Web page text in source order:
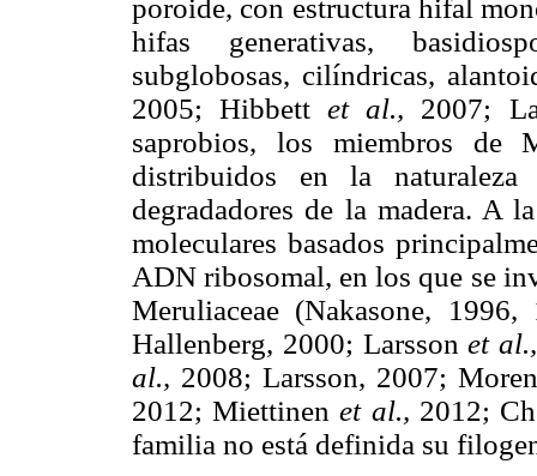
poroide, con estructura hifal
hifas generativas,
subglobosas, cilíndricas,
2005; Hibbettet al., 2007;
saprobios, los miembros de
distribuidos en la
degradadores de la madera. A
moleculares basados
ADN ribosomal, en los que se
Meruliaceae (Nakasone,
Hallenberg, 2000; Larssonet al.,
al., 2008; Larsson, 2007;
2012; Miettinenet al., 2012;
familia no está definida su